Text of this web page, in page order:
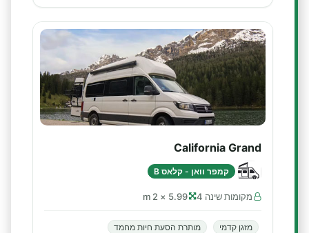
California Grand
קמפר וואן - קלאס B
מקומות שינה 4 5.99 × 2 m
מזגן קדמי
מותרת הסעת חיות מחמד